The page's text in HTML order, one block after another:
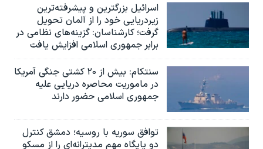
اسرائيل بزرگترین و پیشرفته‌ترین
زیردریایی خود را از آلمان تحویل
گرفت؛ کارشناسان: گزینه‌های نظامی در
برابر جمهوری اسلامی افزایش یافت
سنتکام: بیش از ۲۰ کشتی جنگی آمریکا
در ماموریت محاصره دریایی علیه
جمهوری اسلامی حضور دارند
توافق سوریه با روسیه؛ دمشق کنترل
دو پایگاه مهم مدیترانه‌ای را از مسکو